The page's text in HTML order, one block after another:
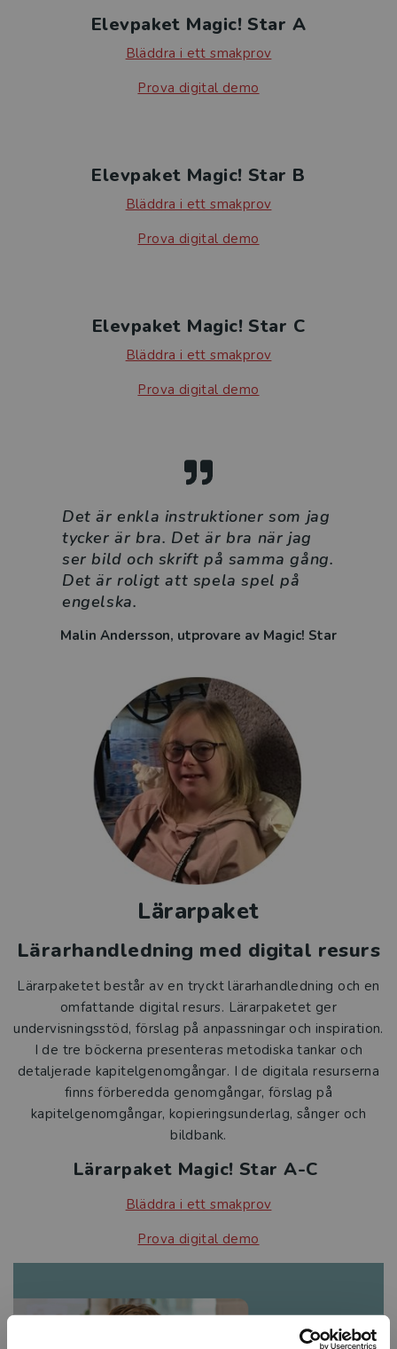
Elevpaket Magic! Star A
Bläddra i ett smakprov
Prova digital demo
Elevpaket Magic! Star B
Bläddra i ett smakprov
Prova digital demo
Elevpaket Magic! Star C
Bläddra i ett smakprov
Prova digital demo
Det är enkla instruktioner som jag
tycker är bra. Det är bra när jag
ser bild och skrift på samma gång.
Det är roligt att spela spel på
engelska.
Malin Andersson, utprovare av Magic! Star
Lärarpaket
Lärarhandledning med digital resurs
Lärarpaketet består av en tryckt lärarhandledning och en
omfattande digital resurs. Lärarpaketet ger
undervisningsstöd, förslag på anpassningar och inspiration.
I de tre böckerna presenteras metodiska tankar och
detaljerade kapitelgenomgångar. I de digitala resurserna
finns förberedda genomgångar, förslag på
kapitelgenomgångar, kopieringsunderlag, sånger och
bildbank.
Lärarpaket Magic! Star A-C
Bläddra i ett smakprov
Prova digital demo